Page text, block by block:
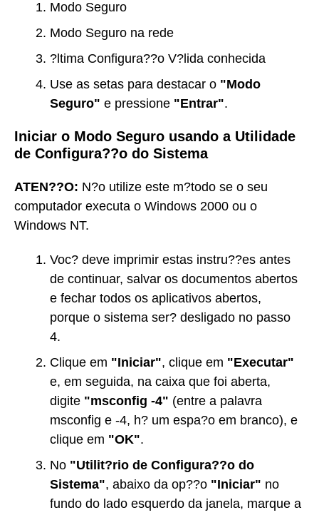
Modo Seguro
Modo Seguro na rede
?ltima Configura??o V?lida conhecida
Use as setas para destacar o "Modo
Seguro" e pressione "Entrar".
Iniciar o Modo Seguro usando a Utilidade
de Configura??o do Sistema
ATEN??O: N?o utilize este m?todo se o seu
computador executa o Windows 2000 ou o
Windows NT.
Voc? deve imprimir estas instru??es antes
de continuar, salvar os documentos abertos
e fechar todos os aplicativos abertos,
porque o sistema ser? desligado no passo
4.
Clique em "Iniciar", clique em "Executar"
e, em seguida, na caixa que foi aberta,
digite "msconfig -4" (entre a palavra
msconfig e -4, h? um espa?o em branco), e
clique em "OK".
No "Utilit?rio de Configura??o do
Sistema", abaixo da op??o "Iniciar" no
fundo do lado esquerdo da janela, marque a